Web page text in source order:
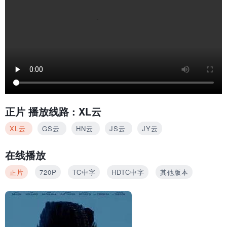
正片 播放线路 : XL云
XL云 GS云 HN云 JS云 JY云
在线播放
正片 720P TC中字 HDTC中字 其他版本